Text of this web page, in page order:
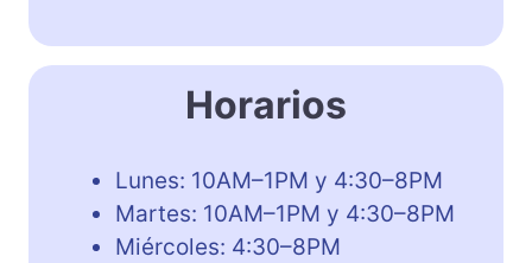
Horarios
Lunes: 10AM–1PM y 4:30–8PM
Martes: 10AM–1PM y 4:30–8PM
Miércoles: 4:30–8PM